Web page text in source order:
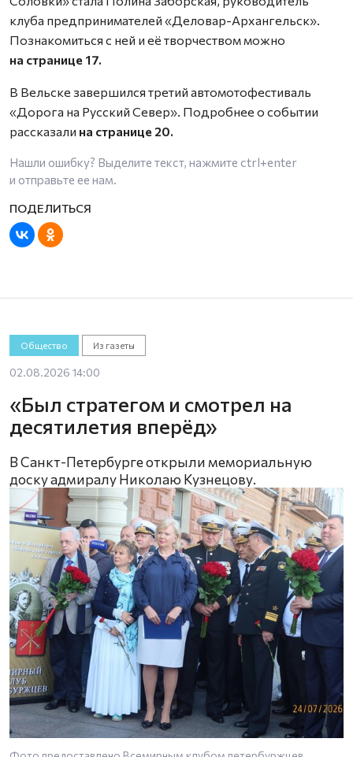
клуба предпринимателей «Деловар-Архангельск».
Познакомиться с ней и её творчеством можно
на странице 17.
В Вельске завершился третий автомотофестиваль
«Дорога на Русский Север». Подробнее о событии
рассказали на странице 20.
Нашли ошибку? Выделите текст, нажмите ctrl+enter
и отправьте ее нам.
Общество Из газеты
02.08.2026 14:00
«Был стратегом и смотрел на
десятилетия вперёд»
В Санкт-Петербурге открыли мемориальную
доску адмиралу Николаю Кузнецову.